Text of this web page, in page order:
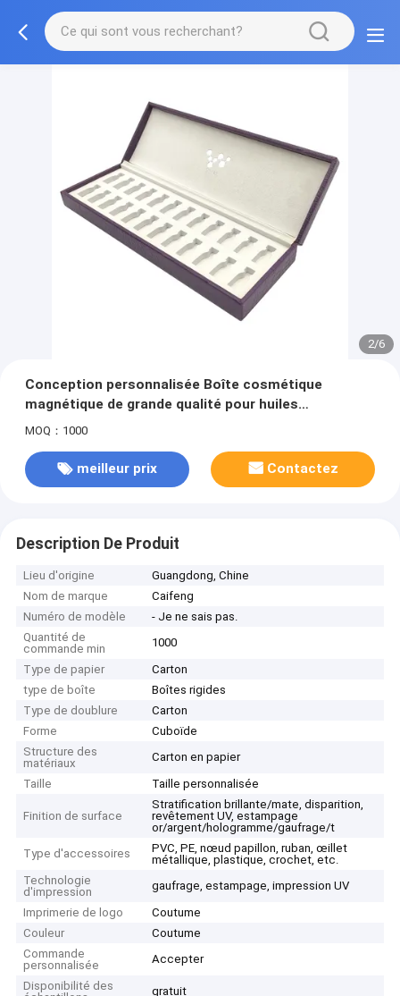
2/6
Conception personnalisée Boîte cosmétique
magnétique de grande qualité pour huiles
essentielles et parfums
MOQ：1000
meilleur prix Contactez
Description De Produit
Lieu d'origine
Guangdong, Chine
Nom de marque
Caifeng
Numéro de modèle
- Je ne sais pas.
Quantité de
commande min
1000
Type de papier
Carton
type de boîte
Boîtes rigides
Type de doublure
Carton
Forme
Cuboïde
Structure des
matériaux
Carton en papier
Taille
Taille personnalisée
Finition de surface
Stratification brillante/mate, disparition,
revêtement UV, estampage
or/argent/hologramme/gaufrage/t
Type d'accessoires
PVC, PE, nœud papillon, ruban, œillet
métallique, plastique, crochet, etc.
Technologie
d'impression
gaufrage, estampage, impression UV
Imprimerie de logo
Coutume
Couleur
Coutume
Commande
personnalisée
Accepter
Disponibilité des
gratuit